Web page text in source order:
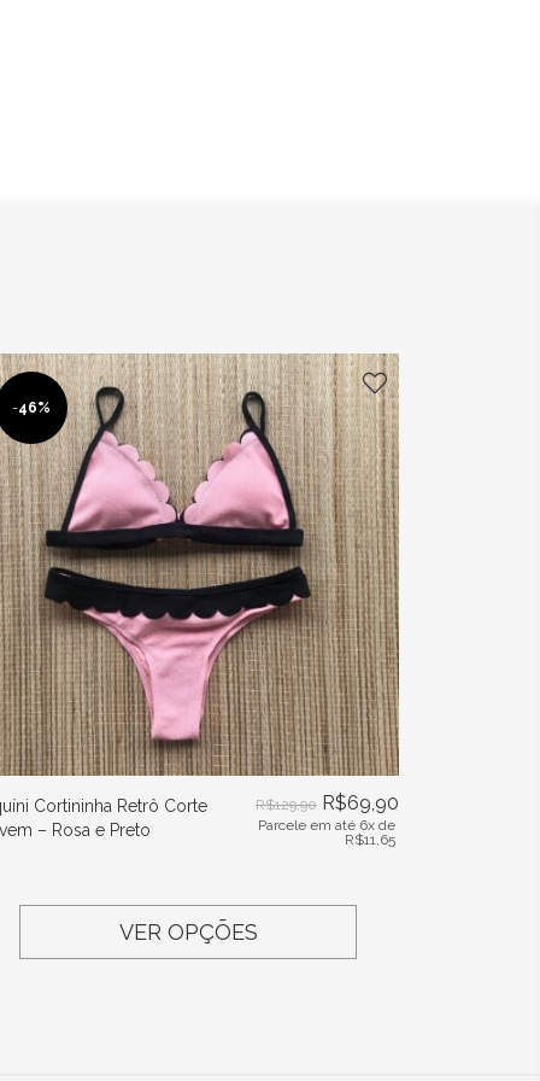
-46%
Cortininha Retrô Corte
– Rosa e Preto
R$129,90 R$69,90
Parcele em até 6x de
R$11,65
VER OPÇÕES